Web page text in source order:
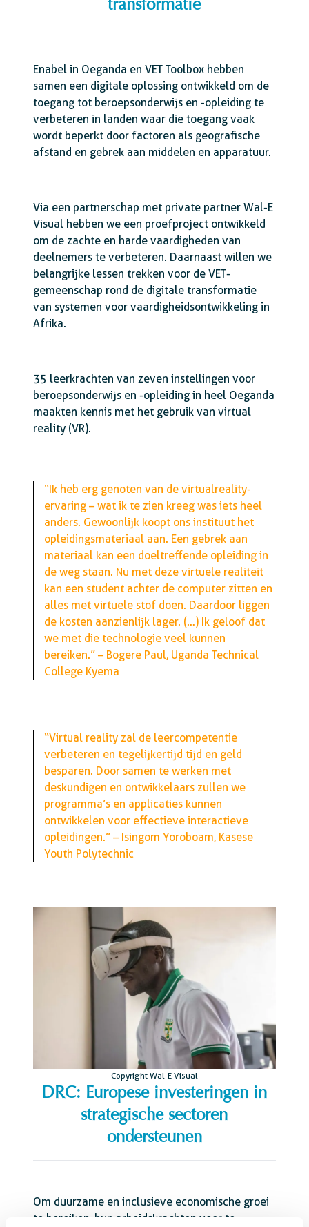
transformatie
Enabel in Oeganda en VET Toolbox hebben
samen een digitale oplossing ontwikkeld om de
toegang tot beroepsonderwijs en -opleiding te
verbeteren in landen waar die toegang vaak
wordt beperkt door factoren als geografische
afstand en gebrek aan middelen en apparatuur.
Via een partnerschap met private partner Wal-E
Visual hebben we een proefproject ontwikkeld
om de zachte en harde vaardigheden van
deelnemers te verbeteren. Daarnaast willen we
belangrijke lessen trekken voor de VET-
gemeenschap rond de digitale transformatie
van systemen voor vaardigheidsontwikkeling in
Afrika.
35 leerkrachten van zeven instellingen voor
beroepsonderwijs en -opleiding in heel Oeganda
maakten kennis met het gebruik van virtual
reality (VR).
“Ik heb erg genoten van de virtualreality-
ervaring – wat ik te zien kreeg was iets heel
anders. Gewoonlijk koopt ons instituut het
opleidingsmateriaal aan. Een gebrek aan
materiaal kan een doeltreffende opleiding in
de weg staan. Nu met deze virtuele realiteit
kan een student achter de computer zitten en
alles met virtuele stof doen. Daardoor liggen
de kosten aanzienlijk lager. (…) Ik geloof dat
we met die technologie veel kunnen
bereiken.” – Bogere Paul, Uganda Technical
College Kyema
“Virtual reality zal de leercompetentie
verbeteren en tegelijkertijd tijd en geld
besparen. Door samen te werken met
deskundigen en ontwikkelaars zullen we
programma’s en applicaties kunnen
ontwikkelen voor effectieve interactieve
opleidingen.” – Isingom Yoroboam, Kasese
Youth Polytechnic
Copyright Wal-E Visual
DRC: Europese investeringen in
strategische sectoren
ondersteunen
Om duurzame en inclusieve economische groei
te bereiken, hun arbeidskrachten voor te